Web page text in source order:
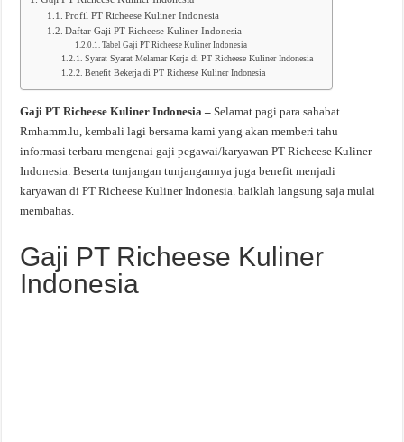
Profil PT Richeese Kuliner Indonesia
Daftar Gaji PT Richeese Kuliner Indonesia
Tabel Gaji PT Richeese Kuliner Indonesia
Syarat Syarat Melamar Kerja di PT Richeese Kuliner Indonesia
Benefit Bekerja di PT Richeese Kuliner Indonesia
Gaji PT Richeese Kuliner Indonesia –Selamat pagi para sahabat
Rmhamm.lu, kembali lagi bersama kami yang akan memberi tahu
informasi terbaru mengenai gaji pegawai/karyawan PT Richeese Kuliner
Indonesia. Beserta tunjangan tunjangannya juga benefit menjadi
karyawan di PT Richeese Kuliner Indonesia. baiklah langsung saja mulai
membahas.
Gaji PT Richeese Kuliner
Indonesia